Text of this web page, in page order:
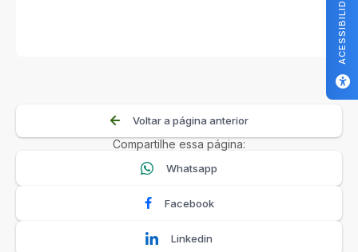
Voltar a página anterior
Compartilhe essa página:
Whatsapp
Facebook
Linkedin
ACESSIBILIDADE